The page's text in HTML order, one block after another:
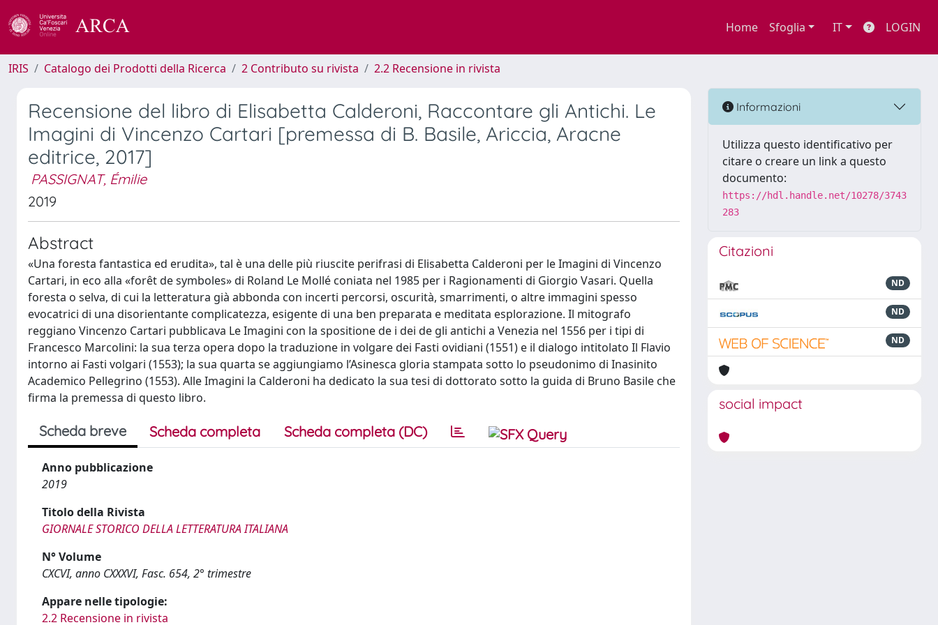
Home Sfoglia IT LOGIN
IRIS Catalogo dei Prodotti della Ricerca 2 Contributo su rivista 2.2 Recensione in rivista
Recensione del libro di Elisabetta Calderoni, Raccontare gli Antichi. Le
Imagini di Vincenzo Cartari [premessa di B. Basile, Ariccia, Aracne
editrice, 2017]
PASSIGNAT, Émilie
2019
Abstract
«Una foresta fantastica ed erudita», tal è una delle più riuscite perifrasi di Elisabetta Calderoni per le Imagini di Vincenzo
Cartari, in eco alla «forêt de symboles» di Roland Le Mollé coniata nel 1985 per i Ragionamenti di Giorgio Vasari. Quella
foresta o selva, di cui la letteratura già abbonda con incerti percorsi, oscurità, smarrimenti, o altre immagini spesso
evocatrici di una disorientante complicatezza, esigente di una ben preparata e meditata esplorazione. Il mitografo
reggiano Vincenzo Cartari pubblicava Le Imagini con la spositione de i dei de gli antichi a Venezia nel 1556 per i tipi di
Francesco Marcolini: la sua terza opera dopo la traduzione in volgare dei Fasti ovidiani (1551) e il dialogo intitolato Il Flavio
intorno ai Fasti volgari (1553); la sua quarta se aggiungiamo l’Asinesca gloria stampata sotto lo pseudonimo di Inasinito
Academico Pellegrino (1553). Alle Imagini la Calderoni ha dedicato la sua tesi di dottorato sotto la guida di Bruno Basile che
firma la premessa di questo libro.
Scheda breve Scheda completa Scheda completa (DC)
Anno pubblicazione
2019
Titolo della Rivista
GIORNALE STORICO DELLA LETTERATURA ITALIANA
N° Volume
CXCVI, anno CXXXVI, Fasc. 654, 2° trimestre
Appare nelle tipologie:
2.2 Recensione in rivista
Informazioni
Utilizza questo identificativo per
citare o creare un link a questo
documento:
https://hdl.handle.net/10278/3743
283
Citazioni
ND
ND
ND
social impact